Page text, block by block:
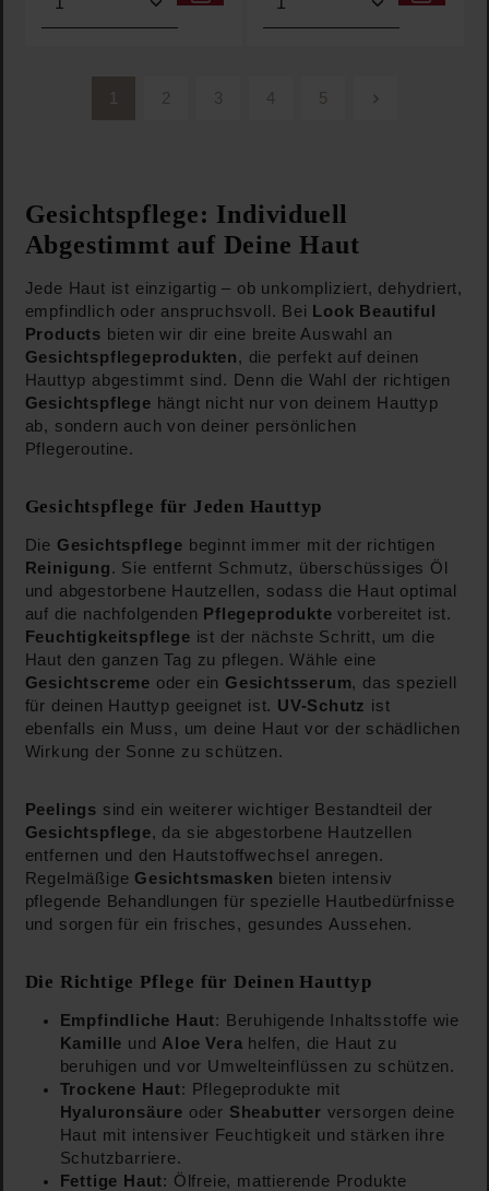
Seite
1
Seite
2
Seite
3 4
Seite
5
Gesichtspflege: Individuell
Abgestimmt auf Deine Haut
Jede Haut ist einzigartig – ob unkompliziert, dehydriert,
empfindlich oder anspruchsvoll. Bei Look Beautiful
Products bieten wir dir eine breite Auswahl an
Gesichtspflegeprodukten, die perfekt auf deinen
Hauttyp abgestimmt sind. Denn die Wahl der richtigen
Gesichtspflege hängt nicht nur von deinem Hauttyp
ab, sondern auch von deiner persönlichen
Pflegeroutine.
Gesichtspflege für Jeden Hauttyp
Die Gesichtspflege beginnt immer mit der richtigen
Reinigung. Sie entfernt Schmutz, überschüssiges Öl
und abgestorbene Hautzellen, sodass die Haut optimal
auf die nachfolgenden Pflegeprodukte vorbereitet ist.
Feuchtigkeitspflege ist der nächste Schritt, um die
Haut den ganzen Tag zu pflegen. Wähle eine
Gesichtscreme oder ein Gesichtsserum, das speziell
für deinen Hauttyp geeignet ist. UV-Schutz ist
ebenfalls ein Muss, um deine Haut vor der schädlichen
Wirkung der Sonne zu schützen.
Peelings sind ein weiterer wichtiger Bestandteil der
Gesichtspflege, da sie abgestorbene Hautzellen
entfernen und den Hautstoffwechsel anregen.
Regelmäßige Gesichtsmasken bieten intensiv
pflegende Behandlungen für spezielle Hautbedürfnisse
und sorgen für ein frisches, gesundes Aussehen.
Die Richtige Pflege für Deinen Hauttyp
Empfindliche Haut: Beruhigende Inhaltsstoffe wie
Kamille und Aloe Vera helfen, die Haut zu
beruhigen und vor Umwelteinflüssen zu schützen.
Trockene Haut: Pflegeprodukte mit
Hyaluronsäure oder Sheabutter versorgen deine
Haut mit intensiver Feuchtigkeit und stärken ihre
Schutzbarriere.
Fettige Haut: Ölfreie, mattierende Produkte